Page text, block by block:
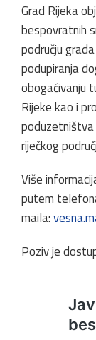
Grad Rijeka
bespovratnih
području
podupiranja
obogaćivanju
Rijeke kao i
riječkog
Više
putem
maila:
Poziv je